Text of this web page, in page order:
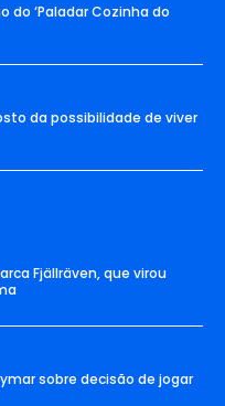
do ‘Paladar Cozinha do
da possibilidade de viver
Fjällräven, que virou
sobre decisão de jogar